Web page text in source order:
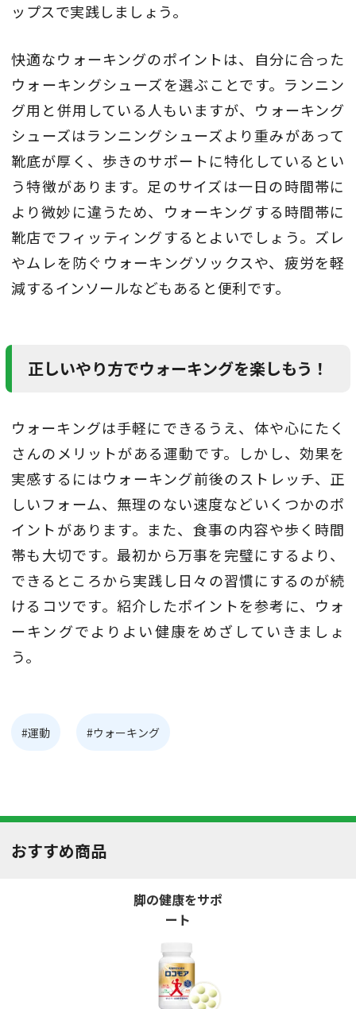
ップスで実践しましょう。
快適なウォーキングのポイントは、自分に合った
ウォーキングシューズを選ぶことです。ランニン
グ用と併用している人もいますが、ウォーキング
シューズはランニングシューズより重みがあって
靴底が厚く、歩きのサポートに特化しているとい
う特徴があります。足のサイズは一日の時間帯に
より微妙に違うため、ウォーキングする時間帯に
靴店でフィッティングするとよいでしょう。ズレ
やムレを防ぐウォーキングソックスや、疲労を軽
減するインソールなどもあると便利です。
正しいやり方でウォーキングを楽しもう！
ウォーキングは手軽にできるうえ、体や心にたく
さんのメリットがある運動です。しかし、効果を
実感するにはウォーキング前後のストレッチ、正
しいフォーム、無理のない速度などいくつかのポ
イントがあります。また、食事の内容や歩く時間
帯も大切です。最初から万事を完璧にするより、
できるところから実践し日々の習慣にするのが続
けるコツです。紹介したポイントを参考に、ウォ
ーキングでよりよい健康をめざしていきましょ
う。
#運動 #ウォーキング
おすすめ商品
脚の健康をサポ
ート